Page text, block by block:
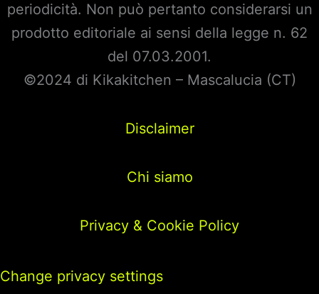
periodicità. Non può pertanto considerarsi un
prodotto editoriale ai sensi della legge n. 62
del 07.03.2001.
©2024 di Kikakitchen – Mascalucia (CT)
Disclaimer
Chi siamo
Privacy & Cookie Policy
Change privacy settings